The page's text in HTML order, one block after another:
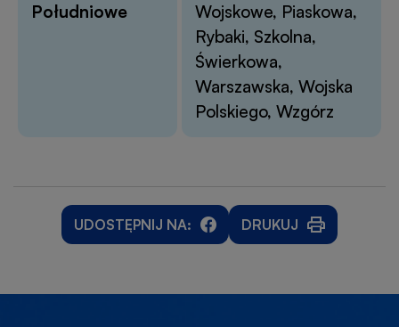
Południowe
Wojskowe, Piaskowa,
Rybaki, Szkolna,
Świerkowa,
Warszawska, Wojska
Polskiego, Wzgórz
UDOSTĘPNIJ NA:
WILL
NEW
DRUKUJ
WILL
NEW
OTWORZY
NOWEJ